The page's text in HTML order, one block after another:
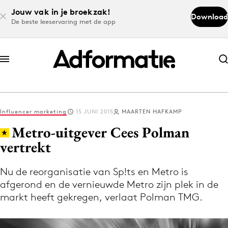
Jouw vak in je broekzak!
De beste leeservaring met de app
Download
Abonneer nu
Abonneer nu
Log in
Volg het laatste nieuws via de Adformatie
Nieuws app
Influencer marketing 15 JUNI 2015 MAARTEN HAFKAMP
Metro-uitgever Cees Polman
vertrekt
Nu de reorganisatie van Sp!ts en Metro is
afgerond en de vernieuwde Metro zijn plek in de
markt heeft gekregen, verlaat Polman TMG.